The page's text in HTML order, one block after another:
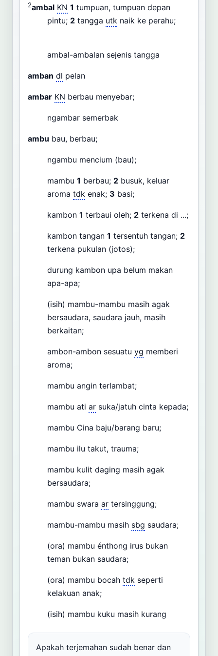
2ambal KN 1 tumpuan, tumpuan depan
pintu; 2 tangga utk naik ke perahu;
ambal-ambalan sejenis tangga
amban dl pelan
ambar KN berbau menyebar;
ngambar semerbak
ambu bau, berbau;
ngambu mencium (bau);
mambu 1 berbau; 2 busuk, keluar
aroma tdk enak; 3 basi;
kambon 1 terbaui oleh; 2 terkena di ...;
kambon tangan 1 tersentuh tangan; 2
terkena pukulan (jotos);
durung kambon upa belum makan
apa-apa;
(isih) mambu-mambu masih agak
bersaudara, saudara jauh, masih
berkaitan;
ambon-ambon sesuatu yg memberi
aroma;
mambu angin terlambat;
mambu ati ar suka/jatuh cinta kepada;
mambu Cina baju/barang baru;
mambu ilu takut, trauma;
mambu kulit daging masih agak
bersaudara;
mambu swara ar tersinggung;
mambu-mambu masih sbg saudara;
(ora) mambu énthong irus bukan
teman bukan saudara;
(ora) mambu bocah tdk seperti
kelakuan anak;
(isih) mambu kuku masih kurang
Apakah terjemahan sudah benar dan